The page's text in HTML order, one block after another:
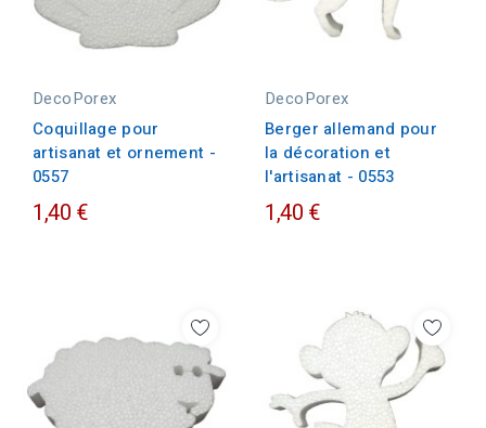
DecoPorex
Coquillage pour
artisanat et ornement -
0557
1,40 €
DecoPorex
Berger allemand pour
la décoration et
l'artisanat - 0553
1,40 €